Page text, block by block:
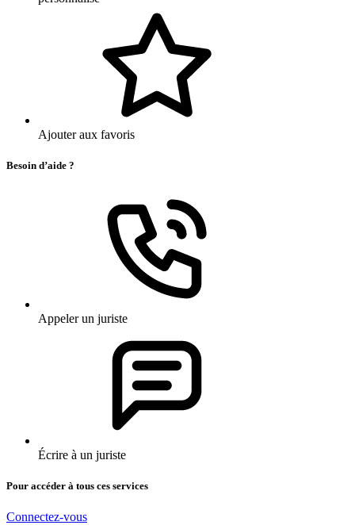
Ajouter aux favoris
Besoin d’aide ?
Appeler un juriste
Écrire à un juriste
Pour accéder à tous ces services
Connectez-vous